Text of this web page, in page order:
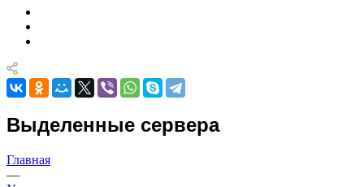
Выделенные сервера
Главная
—